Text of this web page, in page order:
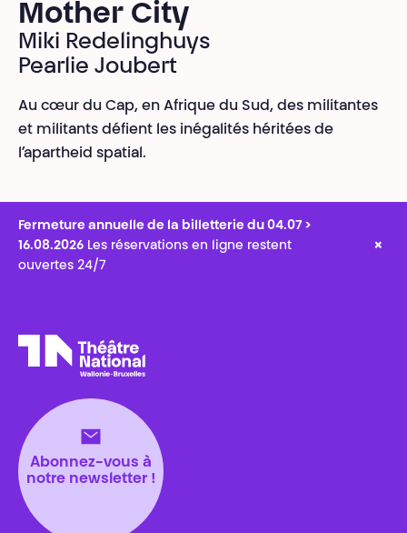
Mother City
Miki Redelinghuys
Pearlie Joubert
Au cœur du Cap, en Afrique du Sud, des militantes
et militants défient les inégalités héritées de
l’apartheid spatial.
Fermeture annuelle de la billetterie du 04.07 >
16.08.2026 Les réservations en ligne restent
ouvertes 24/7
×
Abonnez-vous à
notre newsletter !